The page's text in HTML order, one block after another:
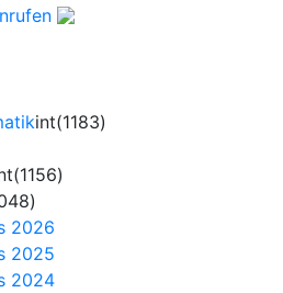
int(1183)
2026
2025
2024